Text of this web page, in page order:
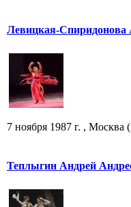
Левицкая-Спиридонова
7 ноября 1987 г. , Москва
Теплыгин Андрей